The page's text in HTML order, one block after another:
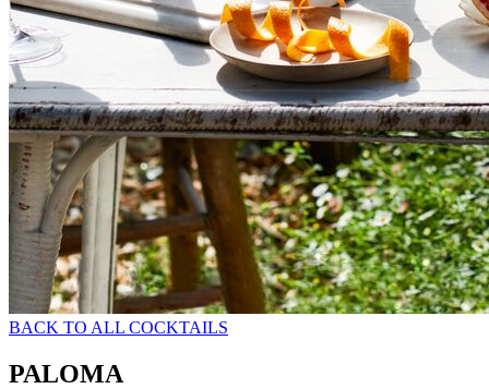
BACK TO ALL COCKTAILS
PALOMA